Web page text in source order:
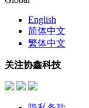
English
简体中文
繁体中文
关注协鑫科技